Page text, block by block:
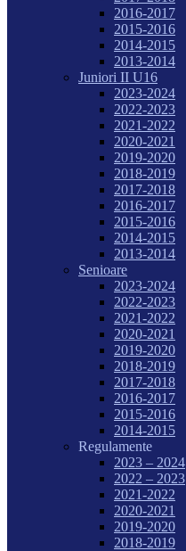
2016-2017
2015-2016
2014-2015
2013-2014
Juniori II U16
2023-2024
2022-2023
2021-2022
2020-2021
2019-2020
2018-2019
2017-2018
2016-2017
2015-2016
2014-2015
2013-2014
Senioare
2023-2024
2022-2023
2021-2022
2020-2021
2019-2020
2018-2019
2017-2018
2016-2017
2015-2016
2014-2015
Regulamente
2023 – 2024
2022 – 2023
2021-2022
2020-2021
2019-2020
2018-2019